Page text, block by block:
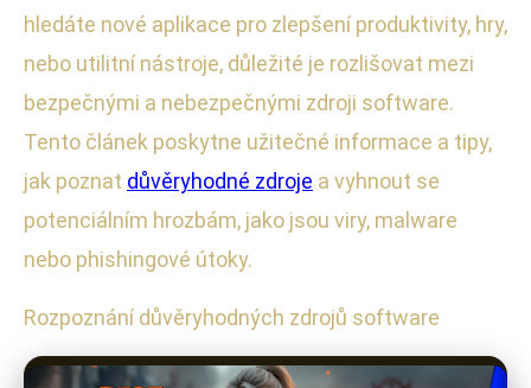
hledáte nové aplikace pro zlepšení produktivity, hry,
nebo utilitní nástroje, důležité je rozlišovat mezi
bezpečnými a nebezpečnými zdroji software.
Tento článek poskytne užitečné informace a tipy,
jak poznat důvěryhodné zdroje a vyhnout se
potenciálním hrozbám, jako jsou viry, malware
nebo phishingové útoky.
Rozpoznání důvěryhodných zdrojů software